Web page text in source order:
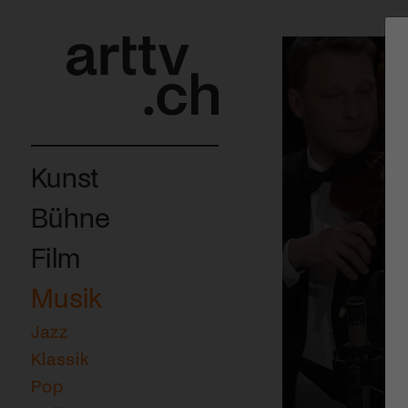
Kunst
Bühne
Film
Musik
Jazz
Klassik
Pop